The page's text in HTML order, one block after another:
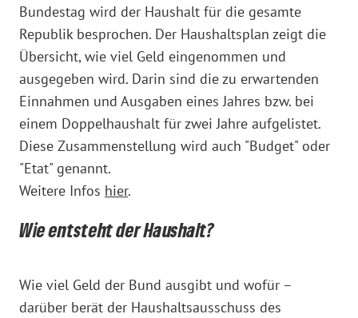
Bundestag wird der Haushalt für die gesamte
Republik besprochen. Der Haushaltsplan zeigt die
Übersicht, wie viel Geld eingenommen und
ausgegeben wird. Darin sind die zu erwartenden
Einnahmen und Ausgaben eines Jahres bzw. bei
einem Doppelhaushalt für zwei Jahre aufgelistet.
Diese Zusammenstellung wird auch "Budget" oder
"Etat" genannt.
Weitere Infos hier.
Wie entsteht der Haushalt?
Wie viel Geld der Bund ausgibt und wofür –
darüber berät der Haushaltsausschuss des